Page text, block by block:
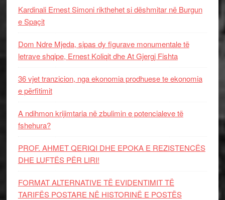
Kardinali Ernest Simoni rikthehet si dëshmitar në Burgun
e Spaçit
Dom Ndre Mjeda, sipas dy figurave monumentale të
letrave shqipe, Ernest Koliqit dhe At Gjergj Fishta
36 vjet tranzicion, nga ekonomia prodhuese te ekonomia
e përfitimit
A ndihmon krijimtaria në zbulimin e potencialeve të
fshehura?
PROF. AHMET QERIQI DHE EPOKA E REZISTENCЁS
DHE LUFTЁS PЁR LIRI!
FORMAT ALTERNATIVE TË EVIDENTIMIT TË
TARIFËS POSTARE NË HISTORINË E POSTËS